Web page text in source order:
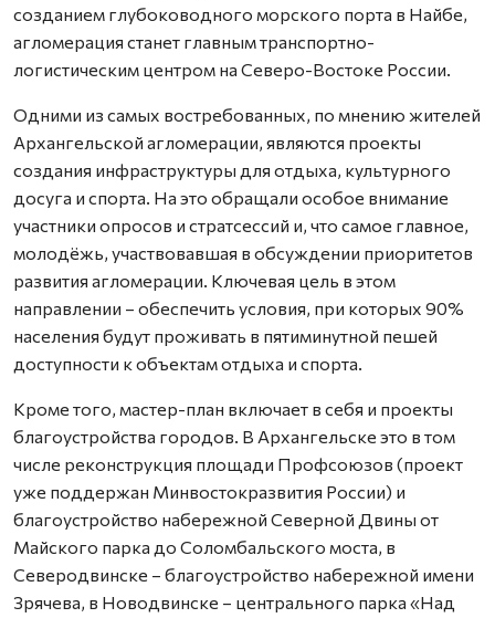
созданием глубоководного морского порта в Найбе,
агломерация станет главным транспортно-
логистическим центром на Северо-Востоке России.
Одними из самых востребованных, по мнению жителей
Архангельской агломерации, являются проекты
создания инфраструктуры для отдыха, культурного
досуга и спорта. На это обращали особое внимание
участники опросов и стратсессий и, что самое главное,
молодёжь, участвовавшая в обсуждении приоритетов
развития агломерации. Ключевая цель в этом
направлении – обеспечить условия, при которых 90%
населения будут проживать в пятиминутной пешей
доступности к объектам отдыха и спорта.
Кроме того, мастер-план включает в себя и проекты
благоустройства городов. В Архангельске это в том
числе реконструкция площади Профсоюзов (проект
уже поддержан Минвостокразвития России) и
благоустройство набережной Северной Двины от
Майского парка до Соломбальского моста, в
Северодвинске – благоустройство набережной имени
Зрячева, в Новодвинске – центрального парка «Над